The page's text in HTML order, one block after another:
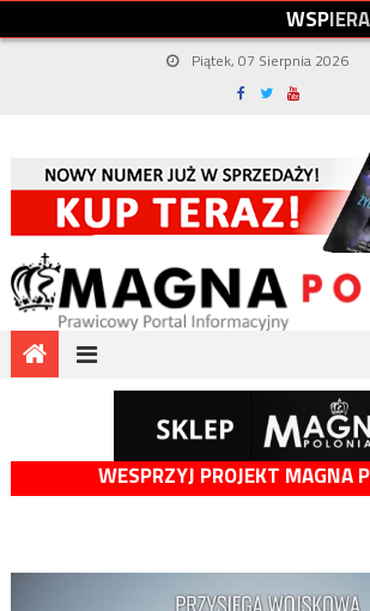
WSPIERA
Piątek, 07 Sierpnia 2026
WESPRZYJ PROJEKT MAGNA